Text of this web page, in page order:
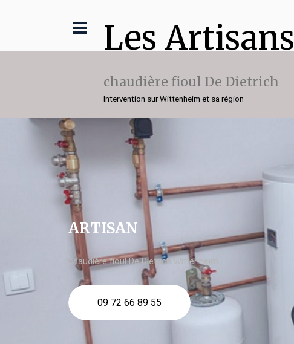
Les Artisans
chaudière fioul De Dietrich
Intervention sur Wittenheim et sa région
ARTISAN
chaudière fioul De Dietrich Wittenheim
09 72 66 89 55